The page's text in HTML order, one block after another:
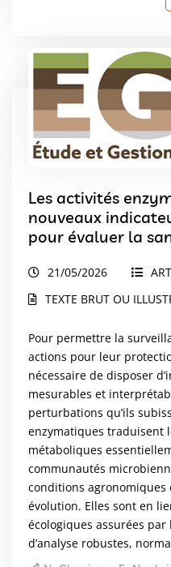
Les activités
nouveaux
pour évaluer la
21/05/2026
TEXTE BRUT OU
Pour permettre la
actions pour leur
nécessaire de disposer
mesurables et
perturbations qu’ils
enzymatiques traduisent
métaboliques
communautés
conditions
évolution. Elles sont en
écologiques assurées par
d’analyse robustes,